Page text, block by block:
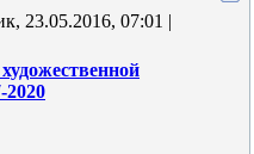
23.05.2016, 07:01 |
2020